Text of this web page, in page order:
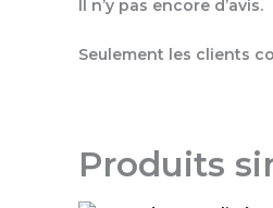
Il n’y pas encore d’avis.
Seulement les clients
Produits